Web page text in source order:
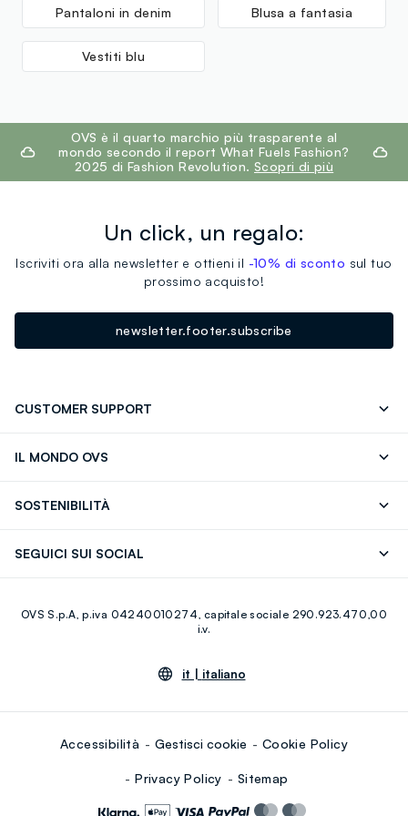
Fornitore di prodotto finito
Pantaloni in denim Blusa a fantasia
Vestiti blu
footer.ariatitleOVS è il quarto marchio più trasparente al
mondo secondo il report What Fuels Fashion?
2025 di Fashion Revolution. Scopri di più
Un click, un regalo:
Iscriviti ora alla newsletter e ottieni il -10% di sconto sul tuo
prossimo acquisto!
newsletter.footer.subscribe
CUSTOMER SUPPORT
IL MONDO OVS
Giftcard
SOSTENIBILITÀ
SEGUICI SUI SOCIAL
Youtube Linkedin
OVS S.p.A, p.iva 04240010274, capitale sociale 290.923.470,00
i.v.
it | italiano
Accessibilità Gestisci cookie Cookie Policy
Privacy Policy Sitemap